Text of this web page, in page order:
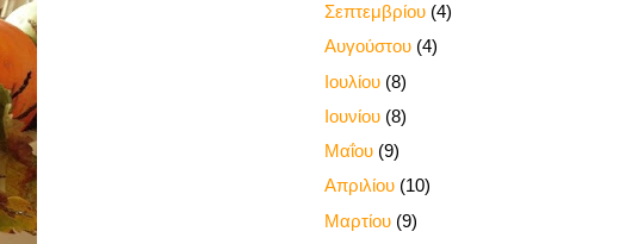
Σεπτεμβρίου (4)
Αυγούστου (4)
Ιουλίου (8)
Ιουνίου (8)
Μαΐου (9)
Απριλίου (10)
Μαρτίου (9)